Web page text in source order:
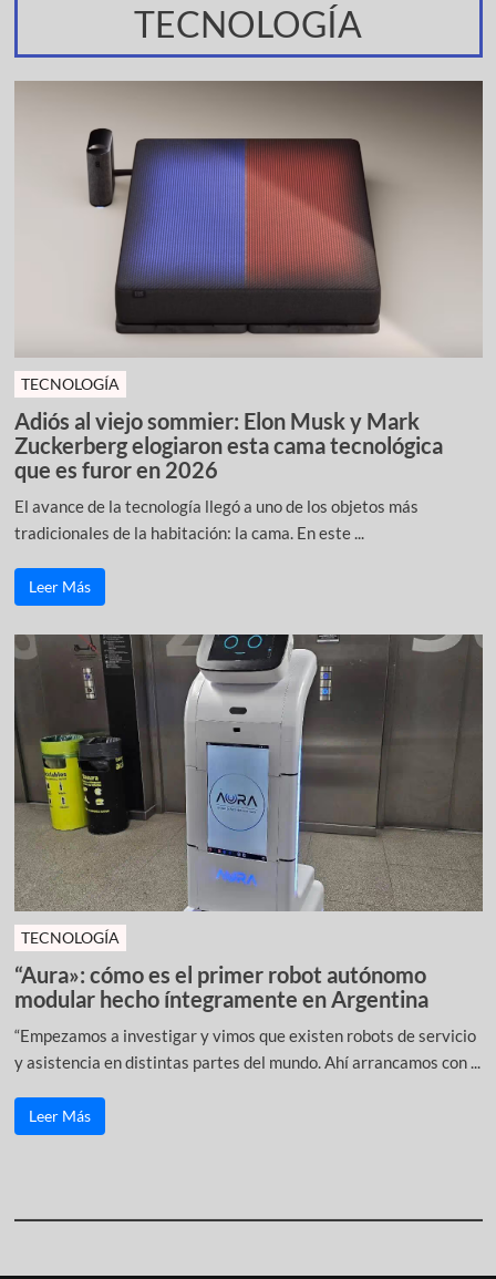
TECNOLOGÍA
TECNOLOGÍA
Adiós al viejo sommier: Elon Musk y Mark
Zuckerberg elogiaron esta cama tecnológica
que es furor en 2026
El avance de la tecnología llegó a uno de los objetos más
tradicionales de la habitación: la cama. En este ...
Leer Más
TECNOLOGÍA
“Aura»: cómo es el primer robot autónomo
modular hecho íntegramente en Argentina
“Empezamos a investigar y vimos que existen robots de servicio
y asistencia en distintas partes del mundo. Ahí arrancamos con ...
Leer Más